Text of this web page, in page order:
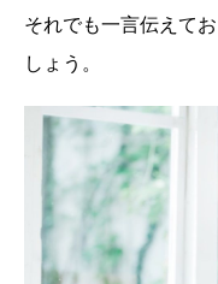
それでも一言伝えて
しょう。